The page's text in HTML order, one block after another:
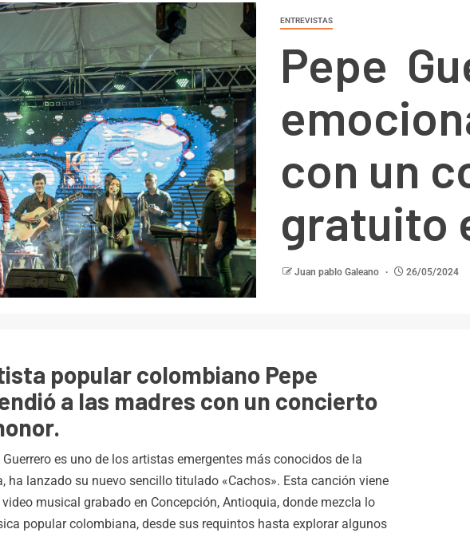
ENTREVISTAS
Pepe
con un
gratuito
Juan pablo Galeano 26/05/2024
popular colombiano Pepe
a las madres con un concierto
Guerrero es uno de los artistas emergentes más conocidos de la
ha lanzado su nuevo sencillo titulado «Cachos». Esta canción viene
musical grabado en Concepción, Antioquia, donde mezcla lo
popular colombiana, desde sus requintos hasta explorar algunos